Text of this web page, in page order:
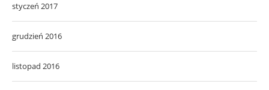
styczeń 2017
grudzień 2016
listopad 2016